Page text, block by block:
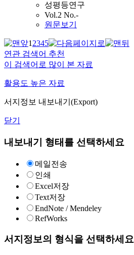
성평등연구
Vol.2 No.-
원문보기
12345
연관 검색어 추천
이 검색어로 많이 본 자료
활용도 높은 자료
서지정보 내보내기(Export)
닫기
내보내기 형태를 선택하세요
메일전송
인쇄
Excel저장
Text저장
EndNote / Mendeley
RefWorks
서지정보의 형식을 선택하세요